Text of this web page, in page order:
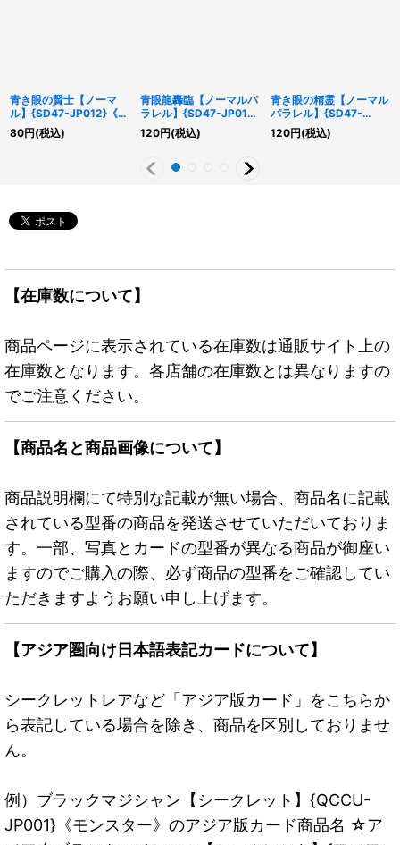
青き眼の賢士【ノーマ
ル】{SD47-JP012}《モ
ンスター》
80円(税込)
青眼龍轟臨【ノーマルパ
ラレル】{SD47-JP019}
《魔法》
120円(税込)
青き眼の精霊【ノーマル
パラレル】{SD47-
JP034}《リンク》
120円(税込)
【在庫数について】
商品ページに表示されている在庫数は通販サイト上の
在庫数となります。各店舗の在庫数とは異なりますの
でご注意ください。
【商品名と商品画像について】
商品説明欄にて特別な記載が無い場合、商品名に記載
されている型番の商品を発送させていただいておりま
す。一部、写真とカードの型番が異なる商品が御座い
ますのでご購入の際、必ず商品の型番をご確認してい
ただきますようお願い申し上げます。
【アジア圏向け日本語表記カードについて】
シークレットレアなど「アジア版カード」をこちらか
ら表記している場合を除き、商品を区別しておりませ
ん。
例）ブラックマジシャン【シークレット】{QCCU-
JP001}《モンスター》のアジア版カード商品名 ☆ア